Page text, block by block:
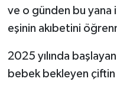
ve o günden bu yana
eşinin akıbetini
2025 yılında
bebek bekleyen çiftin